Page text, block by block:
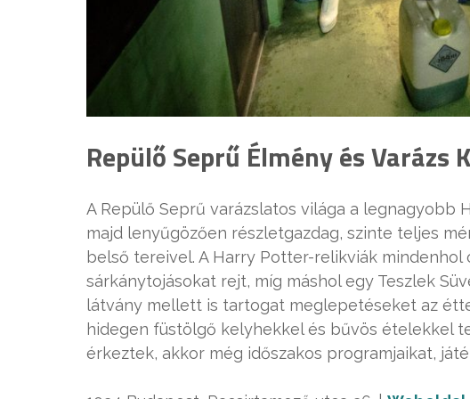
Repülő Seprű Élmény és Varázs
A Repülő Seprű varázslatos világa a legnagyobb
majd lenyűgözően részletgazdag, szinte teljes
belső tereivel. A Harry Potter-relikviák mindenhol
sárkánytojásokat rejt, míg máshol egy Teszlek
látvány mellett is tartogat meglepetéseket az
hidegen füstölgő kelyhekkel és bűvös ételekkel
érkeztek, akkor még időszakos programjaikat,